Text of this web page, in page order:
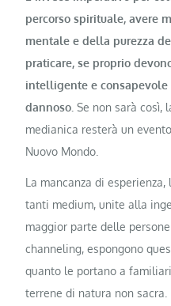
percorso spirituale, avere
mentale e della purezza
praticare, se proprio
intelligente e consapevole
dannoso. Se non sarà così,
medianica resterà un
Nuovo Mondo.
La mancanza di esperienza,
tanti medium, unite alla
maggior parte delle
channeling, espongono
quanto le portano a
terrene di natura non sacra.